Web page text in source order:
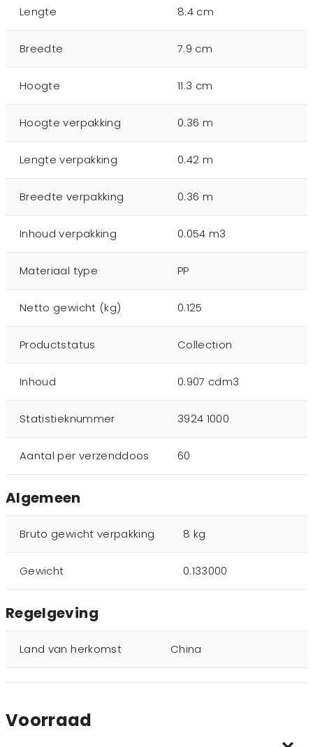
Lengte 8.4 cm
Breedte 7.9 cm
Hoogte 11.3 cm
Hoogte verpakking 0.36 m
Lengte verpakking 0.42 m
Breedte verpakking 0.36 m
Inhoud verpakking 0.054 m3
Materiaal type PP
Netto gewicht (kg) 0.125
Productstatus Collection
Inhoud 0.907 cdm3
Statistieknummer 3924 1000
Aantal per verzenddoos 60
Algemeen
Bruto gewicht verpakking 8 kg
Gewicht 0.133000
Regelgeving
Land van herkomst China
Voorraad